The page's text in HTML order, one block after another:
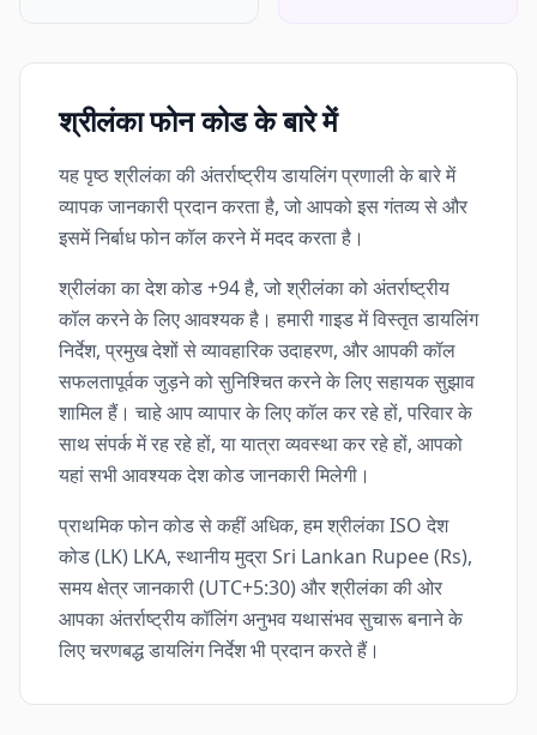
श्रीलंका फोन कोड के बारे में
यह पृष्ठ श्रीलंका की अंतर्राष्ट्रीय डायलिंग प्रणाली के बारे में
व्यापक जानकारी प्रदान करता है, जो आपको इस गंतव्य से और
इसमें निर्बाध फोन कॉल करने में मदद करता है।
श्रीलंका का देश कोड +94 है, जो श्रीलंका को अंतर्राष्ट्रीय
कॉल करने के लिए आवश्यक है। हमारी गाइड में विस्तृत डायलिंग
निर्देश, प्रमुख देशों से व्यावहारिक उदाहरण, और आपकी कॉल
सफलतापूर्वक जुड़ने को सुनिश्चित करने के लिए सहायक सुझाव
शामिल हैं। चाहे आप व्यापार के लिए कॉल कर रहे हों, परिवार के
साथ संपर्क में रह रहे हों, या यात्रा व्यवस्था कर रहे हों, आपको
यहां सभी आवश्यक देश कोड जानकारी मिलेगी।
प्राथमिक फोन कोड से कहीं अधिक, हम श्रीलंका ISO देश
कोड (LK) LKA, स्थानीय मुद्रा Sri Lankan Rupee (Rs),
समय क्षेत्र जानकारी (UTC+5:30) और श्रीलंका की ओर
आपका अंतर्राष्ट्रीय कॉलिंग अनुभव यथासंभव सुचारू बनाने के
लिए चरणबद्ध डायलिंग निर्देश भी प्रदान करते हैं।